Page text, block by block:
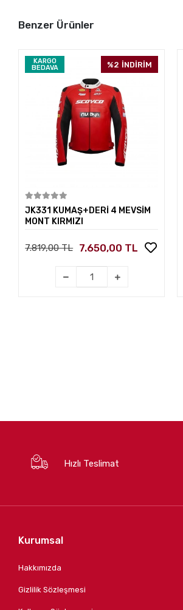
Benzer Ürünler
KARGO
BEDAVA
%2 İNDİRİM
JK331 KUMAŞ+DERİ 4 MEVSİM
MONT KIRMIZI
7.819,00 TL 7.650,00 TL
Hızlı Teslimat
Kurumsal
Hakkımızda
Gizlilik Sözleşmesi